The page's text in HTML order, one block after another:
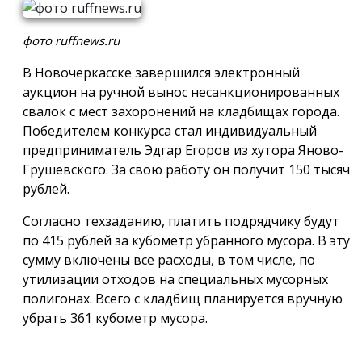
фото ruffnews.ru
В Новочеркасске завершился электронный
аукцион на ручной вынос несанкционированных
свалок с мест захоронений на кладбищах города.
Победителем конкурса стал индивидуальный
предприниматель Эдгар Егоров из хутора Яново-
Грушевского. За свою работу он получит 150 тысяч
рублей.
Согласно техзаданию, платить подрядчику будут
по 415 рублей за кубометр убранного мусора. В эту
сумму включены все расходы, в том числе, по
утилизации отходов на специальных мусорных
полигонах. Всего с кладбищ планируется вручную
убрать 361 кубометр мусора.